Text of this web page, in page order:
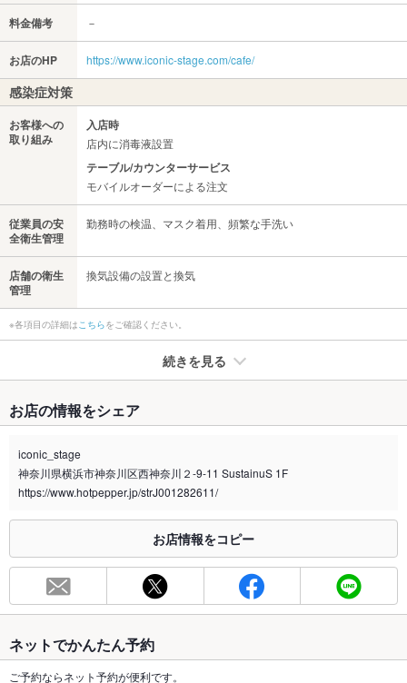
料金備考 －
お店のHP https://www.iconic-stage.com/cafe/
感染症対策
お客様への
取り組み
入店時
店内に消毒液設置
テーブル/カウンターサービス
モバイルオーダーによる注文
従業員の安
全衛生管理
勤務時の検温、マスク着用、頻繁な手洗い
店舗の衛生
管理
換気設備の設置と換気
※各項目の詳細はこちらをご確認ください。
続きを見る
禁煙・喫煙 全席禁煙
喫煙専用室
※2020年4月1日～受動喫煙対策に関する法律が施行されています。正しい情報はお店へお問い
総席数 23席
最大宴会収
－
個室 なし
お店の情報をシェア
iconic_stage
神奈川県横浜市神奈川区西神奈川２-9-11 SustainuS 1F
https://www.hotpepper.jp/strJ001282611/
お店情報をコピー
ネットでかんたん予約
ご予約ならネット予約が便利です。